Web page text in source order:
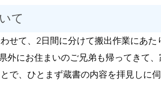
て
せて、2日間に分けて搬出作業にあた
外にお住まいのご兄弟も帰ってきて
で、ひとまず蔵書の内容を拝見しに